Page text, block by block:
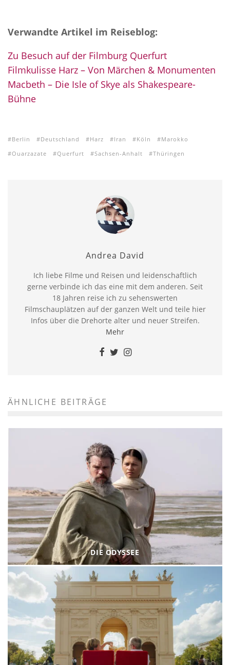
Verwandte Artikel im Reiseblog:
Zu Besuch auf der Filmburg Querfurt
Filmkulisse Harz – Von Märchen & Monumenten
Macbeth – Die Isle of Skye als Shakespeare-
Bühne
Berlin Deutschland Harz Iran Köln
Marokko
Ouarzazate
Querfurt Sachsen-Anhalt Thüringen
Andrea David
Ich liebe Filme und Reisen und leidenschaftlich
gerne verbinde ich das eine mit dem anderen. Seit
18 Jahren reise ich zu sehenswerten
Filmschauplätzen auf der ganzen Welt und teile hier
Infos über die Drehorte alter und neuer Streifen.
Mehr
ÄHNLICHE BEITRÄGE
DIE ODYSSEE